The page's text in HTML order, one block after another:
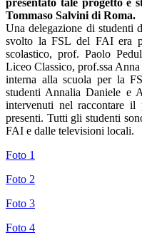
presentato tale progetto è
Tommaso Salvini di Roma.
Una delegazione di studenti
svolto la FSL del FAI era
scolastico, prof. Paolo
Liceo Classico, prof.ssa
interna alla scuola per la
studenti Annalia Daniele e
intervenuti nel raccontare
presenti. Tutti gli studenti
FAI e dalle televisioni locali.
Foto 1
Foto 2
Foto 3
Foto 4